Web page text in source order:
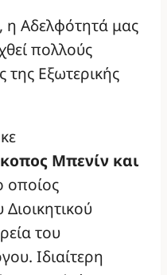
η Αδελφότητά μας
πολλούς
της Εξωτερικής
Μπενίν και
οποίος
του
Ιδιαίτερη